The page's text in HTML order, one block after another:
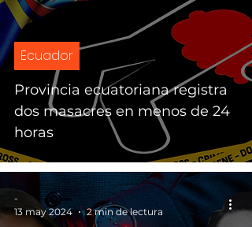
Provincia ecuatoriana registra
dos masacres en menos de 24
horas
Ecuador
-
13 may 2024
2 min de lectura